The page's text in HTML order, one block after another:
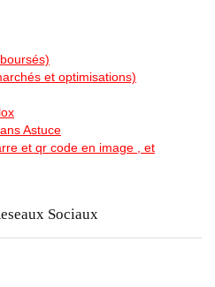
et optimisations)
Astuce
et qr code en image , et
Sociaux